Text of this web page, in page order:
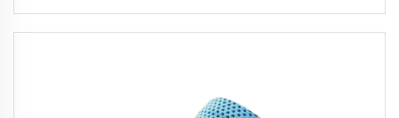
strumpor i merinull